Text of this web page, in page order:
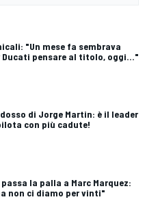
"Un mese fa sembrava
pensare al titolo, oggi..."
di Jorge Martin: è il leader
con più cadute!
passa la palla a Marc Marquez:
non ci diamo per vinti"